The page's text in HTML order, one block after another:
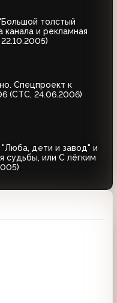
толстый
канала и рекламная
Спецпроект к
(СТС, 24.06.2006)
дети и завод" и
судьбы, или С лёгким